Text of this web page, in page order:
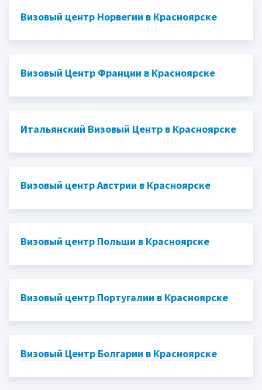
Визовый центр Норвегии в Красноярске
Визовый Центр Франции в Красноярске
Итальянский Визовый Центр в Красноярске
Визовый центр Австрии в Красноярске
Визовый центр Польши в Красноярске
Визовый центр Португалии в Красноярске
Визовый Центр Болгарии в Красноярске